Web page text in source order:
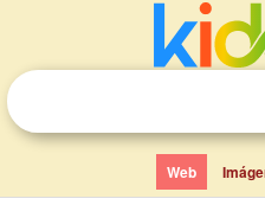
Web